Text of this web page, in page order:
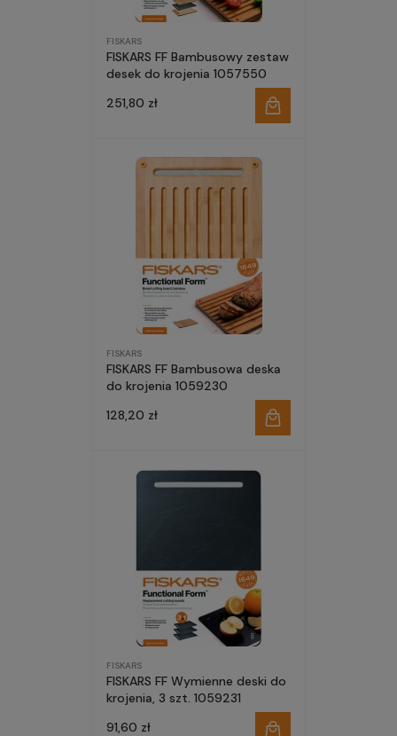
FISKARS
FISKARS FF Bambusowy zestaw
desek do krojenia 1057550
251,80 zł
FISKARS
FISKARS FF Bambusowa deska
do krojenia 1059230
128,20 zł
FISKARS
FISKARS FF Wymienne deski do
krojenia, 3 szt. 1059231
91,60 zł